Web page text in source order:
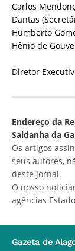
Carlos
Dantas
Humberto
Hênio de
Diretor
Endereço da
Saldanha da
Os artigos
seus autores,
deste jornal.
O nosso
agências
Gazeta de